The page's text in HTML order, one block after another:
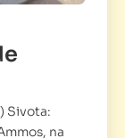
Sivota:
na